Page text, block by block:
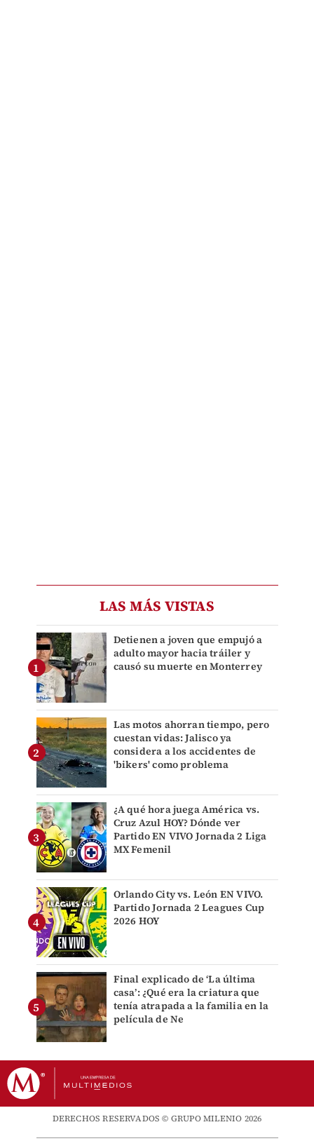
LAS MÁS VISTAS
Detienen a joven que empujó a
adulto mayor hacia tráiler y
causó su muerte en Monterrey
Las motos ahorran tiempo, pero
cuestan vidas: Jalisco ya
considera a los accidentes de
'bikers' como problema
¿A qué hora juega América vs.
Cruz Azul HOY? Dónde ver
Partido EN VIVO Jornada 2 Liga
MX Femenil
Orlando City vs. León EN VIVO.
Partido Jornada 2 Leagues Cup
2026 HOY
Final explicado de ‘La última
casa’: ¿Qué era la criatura que
tenía atrapada a la familia en la
película de Ne
DERECHOS RESERVADOS © GRUPO MILENIO 2026